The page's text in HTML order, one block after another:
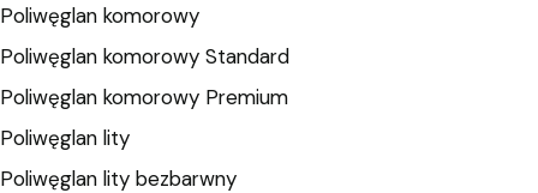
Poliwęglan komorowy
Poliwęglan komorowy Standard
Poliwęglan komorowy Premium
Poliwęglan lity
Poliwęglan lity bezbarwny